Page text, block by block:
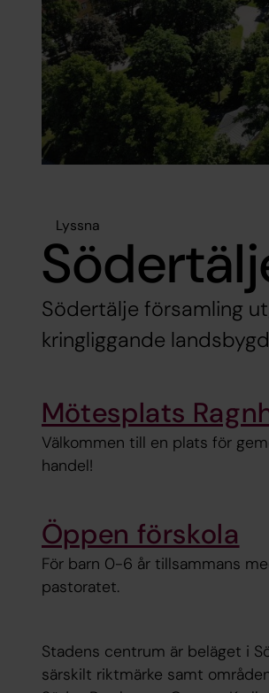
Lyssna
Södertälje församling
kringliggande
Mötesplats
Välkommen till en plats för
handel!
Öppen förskola
För barn 0-6 år tillsammans
pastoratet.
Stadens centrum är beläget i
särskilt riktmärke samt